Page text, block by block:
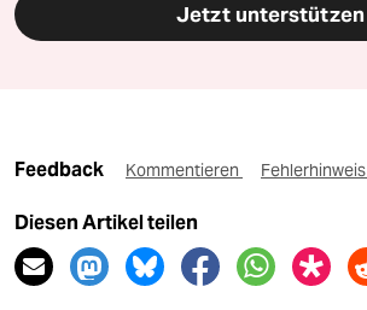
Jetzt unterstützen
Feedback Kommentieren Fehlerhinweis
Diesen Artikel teilen